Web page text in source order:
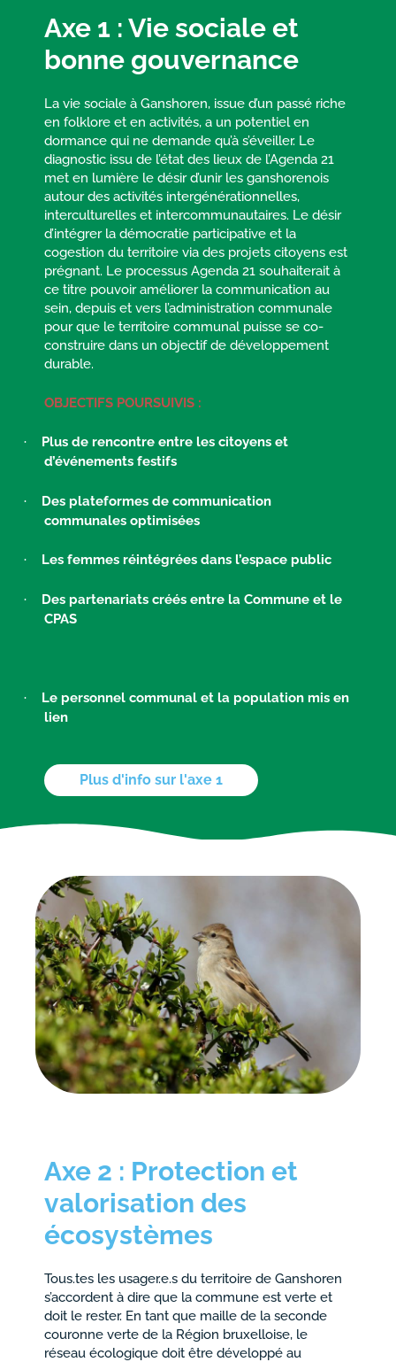
Axe 1 : Vie sociale et
bonne gouvernance
La vie sociale à Ganshoren, issue d’un passé riche
en folklore et en activités, a un potentiel en
dormance qui ne demande qu’à s’éveiller. Le
diagnostic issu de l’état des lieux de l’Agenda 21
met en lumière le désir d’unir les ganshorenois
autour des activités intergénérationnelles,
interculturelles et intercommunautaires. Le désir
d’intégrer la démocratie participative et la
cogestion du territoire via des projets citoyens est
prégnant. Le processus Agenda 21 souhaiterait à
ce titre pouvoir améliorer la communication au
sein, depuis et vers l’administration communale
pour que le territoire communal puisse se co-
construire dans un objectif de développement
durable.
OBJECTIFS POURSUIVIS :
·
Plus de rencontre entre les citoyens et
d’événements festifs
·
Des plateformes de communication
communales optimisées
· Les femmes réintégrées dans l’espace public
·
Des partenariats créés entre la Commune et le
CPAS
·
Le personnel communal et la population mis en
lien
Plus d'info sur l'axe 1
Axe 2 : Protection et
valorisation des
écosystèmes
Tous.tes les usager.e.s du territoire de Ganshoren
s’accordent à dire que la commune est verte et
doit le rester. En tant que maille de la seconde
couronne verte de la Région bruxelloise, le
réseau écologique doit être développé au